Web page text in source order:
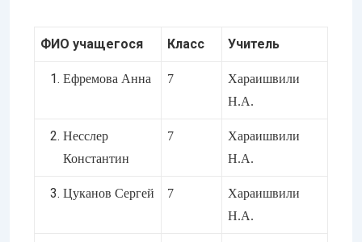
ФИО учащегося Класс Учитель
Ефремова Анна 7
Хараишвили
Н.А.
Несслер
Константин
7
Хараишвили
Н.А.
Цуканов Сергей 7
Хараишвили
Н.А.